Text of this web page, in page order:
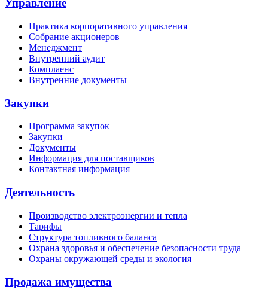
Управление
Практика корпоративного управления
Собрание акционеров
Менеджмент
Внутренний аудит
Комплаенс
Внутренние документы
Закупки
Программа закупок
Закупки
Документы
Информация для поставщиков
Контактная информация
Деятельность
Производство электроэнергии и тепла
Тарифы
Структура топливного баланса
Охрана здоровья и обеспечение безопасности труда
Охраны окружающей среды и экология
Продажа имущества